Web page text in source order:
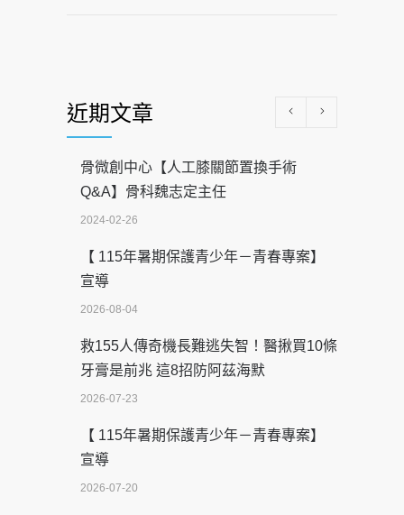
近期文章
骨微創中心【人工膝關節置換手術
Q&A】骨科魏志定主任
2024-02-26
【 115年暑期保護青少年－青春專案】
宣導
2026-08-04
救155人傳奇機長難逃失智！醫揪買10條
牙膏是前兆 這8招防阿茲海默
2026-07-23
【 115年暑期保護青少年－青春專案】
宣導
2026-07-20